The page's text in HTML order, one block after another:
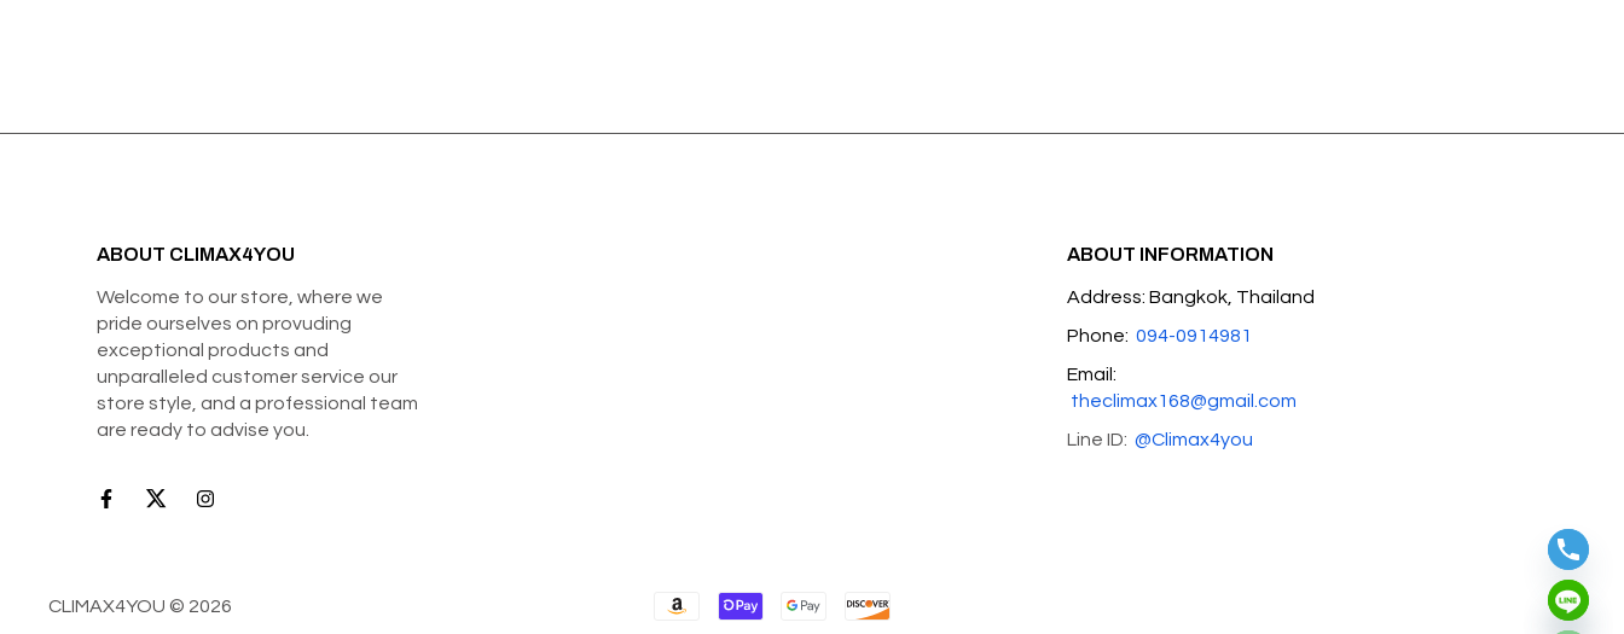
ABOUT CLIMAX4YOU
Welcome to our store, where we
pride ourselves on provuding
exceptional products and
unparalleled customer service our
store style, and a professional team
are ready to advise you.
ABOUT INFORMATION
Address: Bangkok, Thailand
Phone: 094-0914981
Email:
theclimax168@gmail.com
Line ID: @Climax4you
CLIMAX4YOU © 2026
Hide chaty